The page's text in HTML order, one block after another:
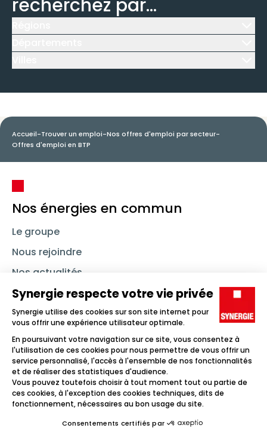
recherchez par...
Accueil-Trouver un emploi-Nos offres d'emploi par secteur-
Offres d'emploi en BTP
Nos énergies en commun
Le groupe
Nous rejoindre
Nos actualités
Nous contacter
Linkedin SynergieInstagramTikTok Youtube
Trouver un emploi
Icône d'illustration
Candidats
Icône d'illustration
Icône d'illustration